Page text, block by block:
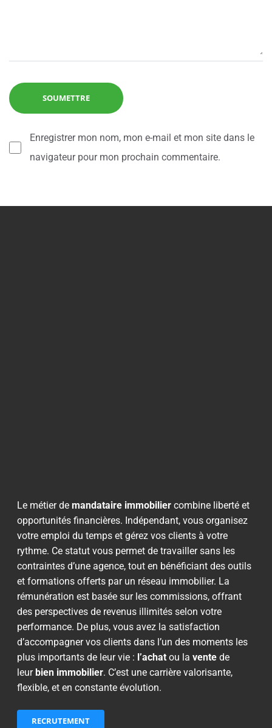
Enregistrer mon nom, mon e-mail et mon site dans le
navigateur pour mon prochain commentaire.
Le métier de mandataire immobiliercombine liberté et
opportunités financières. Indépendant, vous organisez
votre emploi du temps et gérez vos clients à votre
rythme. Ce statut vous permet de travailler sans les
contraintes d’une agence, tout en bénéficiant des outils
et formations offerts par un réseau immobilier. La
rémunération est basée sur les commissions, offrant
des perspectives de revenus illimités selon votre
performance. De plus, vous avez la satisfaction
d’accompagner vos clients dans l’un des moments les
plus importants de leur vie : l’achat ou la vente de
leur bien immobilier. C’est une carrière valorisante,
flexible, et en constante évolution.
RECRUTEMENT